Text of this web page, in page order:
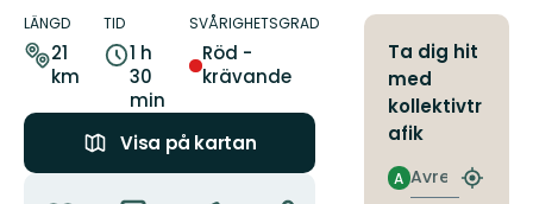
om
leden
LÄNGD
21
km
TID
1 h
30
min
SVÅRIGHETSGRAD
Röd -
krävande
Visa på kartan
Ta dig hit
med
kollektivtr
afik
Avresa
A
Hitta